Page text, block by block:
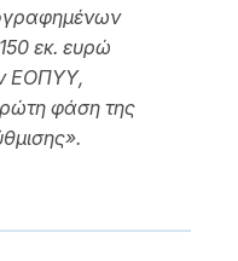
εκ. ευρώ
ΕΟΠΥΥ,
φάση της